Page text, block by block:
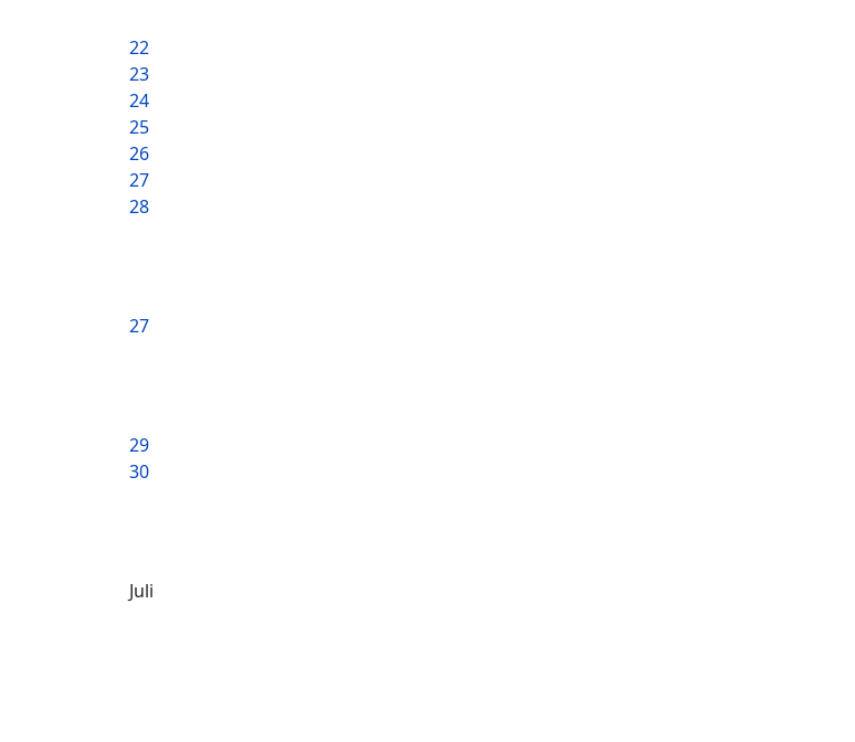
22
23
24
25
26
27
28
27
29
30
Juli